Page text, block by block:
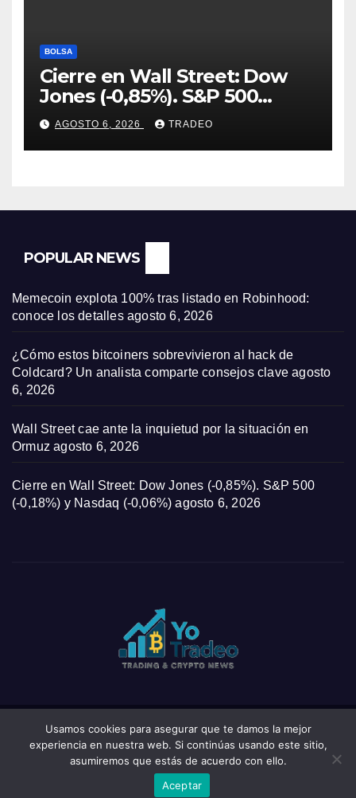
BOLSA
Cierre en Wall Street: Dow
Jones (-0,85%). S&P 500
(-0,18%) y Nasdaq (-0,06%)
AGOSTO 6, 2026 TRADEO
POPULAR NEWS
Memecoin explota 100% tras listado en Robinhood:
conoce los detalles agosto 6, 2026
¿Cómo estos bitcoiners sobrevivieron al hack de
Coldcard? Un analista comparte consejos clave agosto
6, 2026
Wall Street cae ante la inquietud por la situación en
Ormuz agosto 6, 2026
Cierre en Wall Street: Dow Jones (-0,85%). S&P 500
(-0,18%) y Nasdaq (-0,06%) agosto 6, 2026
Funciona gracias a WordPress|Tema: News Click deThemeansar
Privacy Policy Wishlist
Usamos cookies para asegurar que te damos la mejor
experiencia en nuestra web. Si continúas usando este sitio,
asumiremos que estás de acuerdo con ello.
Aceptar